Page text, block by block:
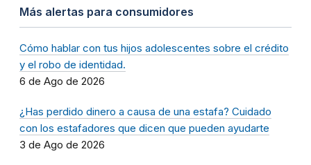
Más alertas para consumidores
Cómo hablar con tus hijos adolescentes sobre el crédito
y el robo de identidad.
6 de Ago de 2026
¿Has perdido dinero a causa de una estafa? Cuidado
con los estafadores que dicen que pueden ayudarte
3 de Ago de 2026